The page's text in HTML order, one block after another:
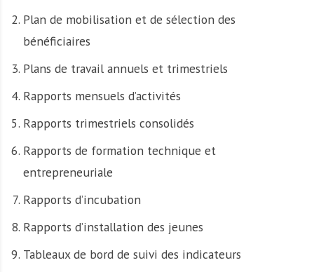
Plan de mobilisation et de sélection des
bénéficiaires
Plans de travail annuels et trimestriels
Rapports mensuels d’activités
Rapports trimestriels consolidés
Rapports de formation technique et
entrepreneuriale
Rapports d’incubation
Rapports d’installation des jeunes
Tableaux de bord de suivi des indicateurs